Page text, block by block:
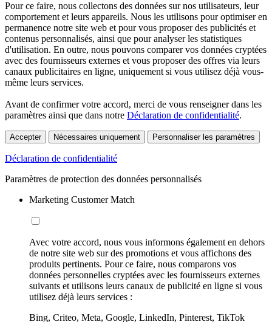
Pour ce faire, nous collectons des données sur nos utilisateurs, leur
comportement et leurs appareils. Nous les utilisons pour optimiser en
permanence notre site web et pour vous proposer des publicités et
contenus personnalisés, ainsi que pour analyser les statistiques
d'utilisation. En outre, nous pouvons comparer vos données cryptées
avec des fournisseurs externes et vous proposer des offres via leurs
canaux publicitaires en ligne, uniquement si vous utilisez déjà vous-
même leurs services.
Avant de confirmer votre accord, merci de vous renseigner dans les
paramètres ainsi que dans notre Déclaration de confidentialité.
Accepter Nécessaires uniquement Personnaliser les paramètres
Déclaration de confidentialité
Paramètres de protection des données personnalisés
Marketing Customer Match
Avec votre accord, nous vous informons également en dehors
de notre site web sur des promotions et vous affichons des
produits pertinents. Pour ce faire, nous comparons vos
données personnelles cryptées avec les fournisseurs externes
suivants et utilisons leurs canaux de publicité en ligne si vous
utilisez déjà leurs services :
Bing, Criteo, Meta, Google, LinkedIn, Pinterest, TikTok